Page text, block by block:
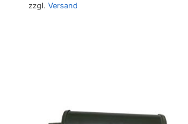
zzgl. Versand